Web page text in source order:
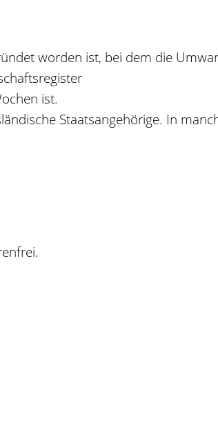
worden ist, bei dem die
ist.
Staatsangehörige. In